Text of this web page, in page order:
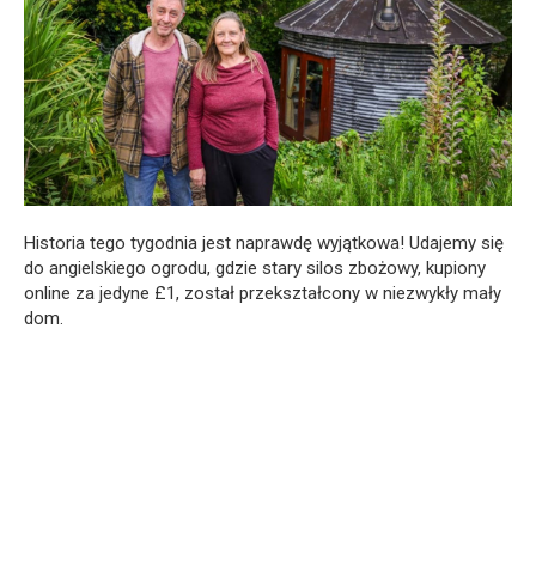
Historia tego tygodnia jest naprawdę wyjątkowa! Udajemy się
do angielskiego ogrodu, gdzie stary silos zbożowy, kupiony
online za jedyne £1, został przekształcony w niezwykły mały
dom.